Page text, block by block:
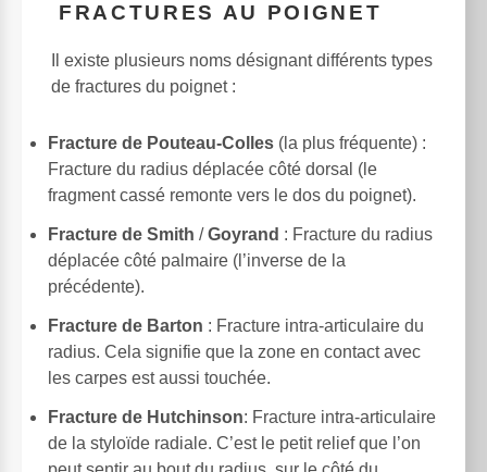
FRACTURES AU POIGNET
Il existe plusieurs noms désignant différents types
de fractures du poignet :
Fracture de Pouteau-Colles (la plus fréquente) :
Fracture du radius déplacée côté dorsal (le
fragment cassé remonte vers le dos du poignet).
Fracture de Smith / Goyrand : Fracture du radius
déplacée côté palmaire (l’inverse de la
précédente).
Fracture de Barton : Fracture intra-articulaire du
radius. Cela signifie que la zone en contact avec
les carpes est aussi touchée.
Fracture de Hutchinson: Fracture intra-articulaire
de la styloïde radiale. C’est le petit relief que l’on